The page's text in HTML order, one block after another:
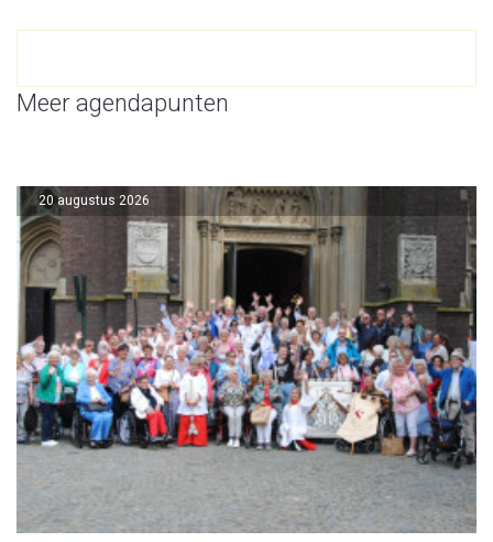
Meer agendapunten
20 augustus 2026